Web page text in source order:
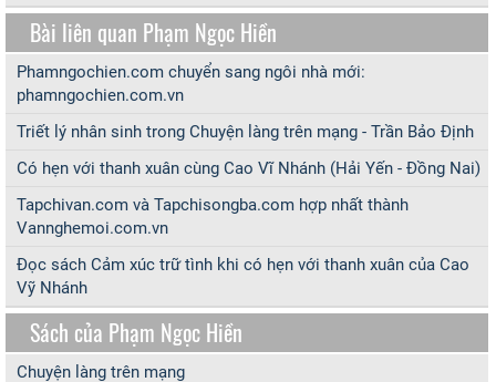
Bài liên quan Phạm Ngọc Hiền
Phamngochien.com chuyển sang ngôi nhà mới:
phamngochien.com.vn
Triết lý nhân sinh trong Chuyện làng trên mạng - Trần Bảo Định
Có hẹn với thanh xuân cùng Cao Vĩ Nhánh (Hải Yến - Đồng Nai)
Tapchivan.com và Tapchisongba.com hợp nhất thành
Vannghemoi.com.vn
Đọc sách Cảm xúc trữ tình khi có hẹn với thanh xuân của Cao
Vỹ Nhánh
Sách của Phạm Ngọc Hiền
Chuyện làng trên mạng